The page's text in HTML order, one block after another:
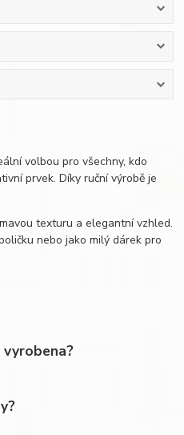
volbou pro všechny, kdo
prvek. Díky ruční výrobě je
texturu a elegantní vzhled.
nebo jako milý dárek pro
vyrobena?